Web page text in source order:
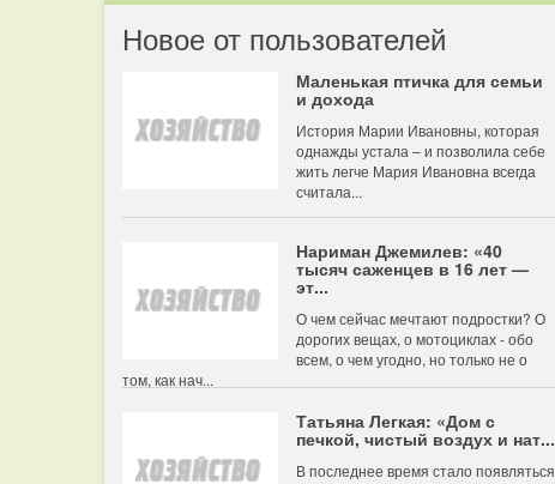
Новое от пользователей
Маленькая птичка для семьи
и дохода
История Марии Ивановны, которая
однажды устала – и позволила себе
жить легче Мария Ивановна всегда
считала...
Нариман Джемилев: «40
тысяч саженцев в 16 лет —
эт...
О чем сейчас мечтают подростки? О
дорогих вещах, о мотоциклах - обо
всем, о чем угодно, но только не о
том, как нач...
Татьяна Легкая: «Дом с
печкой, чистый воздух и нат...
В последнее время стало появляться